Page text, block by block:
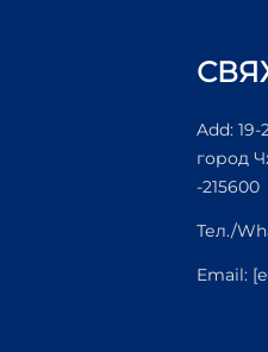
Add:
город
-215600
Тел./
Email: